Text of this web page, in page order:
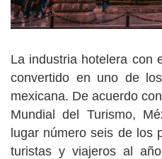
La industria hotelera con
convertido en uno de
mexicana. De acuerdo
Mundial del Turismo,
lugar número seis de los
turistas y viajeros al